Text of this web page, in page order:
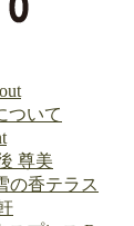
ついて
尊美
の香テラス